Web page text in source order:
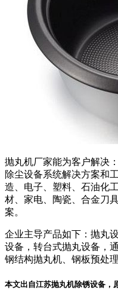
抛丸机厂家能为客户解决
除尘设备系统解决方案和
造、电子、塑料、石油化
材、家电、陶瓷、合金刀
案。
企业主导产品如下：抛丸
设备，转台式抛丸设备，
钢结构抛丸机、钢板预处
本文出自江苏抛丸机除锈设备，